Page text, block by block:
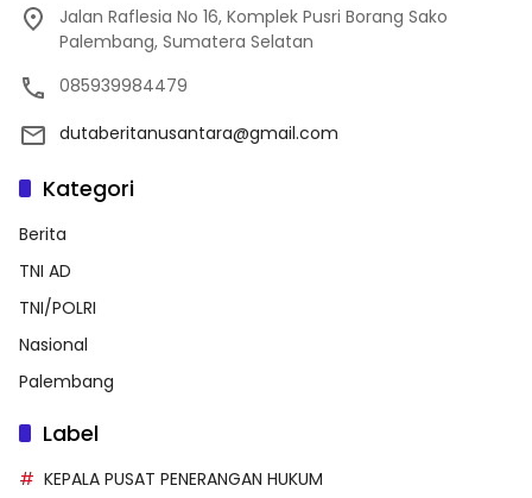
Jalan Raflesia No 16, Komplek Pusri Borang Sako
Palembang, Sumatera Selatan
085939984479
dutaberitanusantara@gmail.com
Kategori
Berita
TNI AD
TNI/POLRI
Nasional
Palembang
Label
KEPALA PUSAT PENERANGAN HUKUM